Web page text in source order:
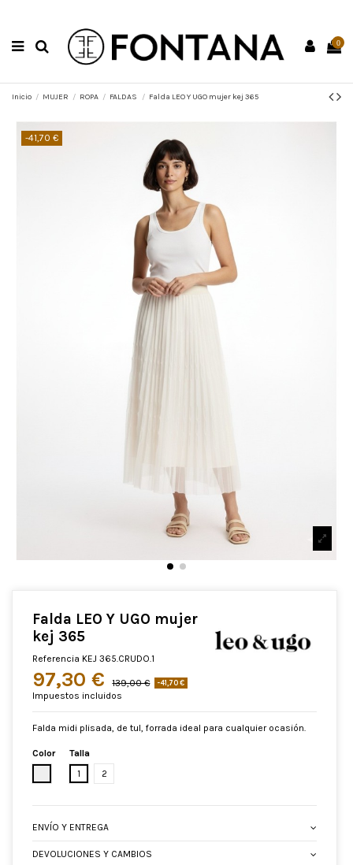
0
Inicio MUJER ROPA FALDAS Falda LEO Y UGO mujer kej 365
-41,70 €
Falda LEO Y UGO mujer
kej 365
Referencia KEJ 365.CRUDO.1
97,30 € 139,00 € -41,70 €
Impuestos incluidos
Falda midi plisada, de tul, forrada ideal para cualquier ocasión.
Color
Talla
1
2
ENVÍO Y ENTREGA
DEVOLUCIONES Y CAMBIOS